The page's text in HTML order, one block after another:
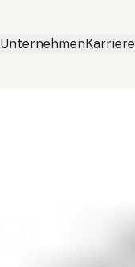
UnternehmenKarriere